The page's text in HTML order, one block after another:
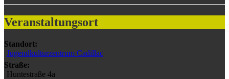
Veranstaltungsort
Standort:
Jugendkulturzentrum Cadillac
Straße:
Huntestraße 4a